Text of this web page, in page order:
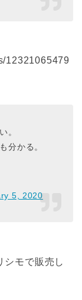
12321065479
。
分かる。
5, 2020
シモで販売し